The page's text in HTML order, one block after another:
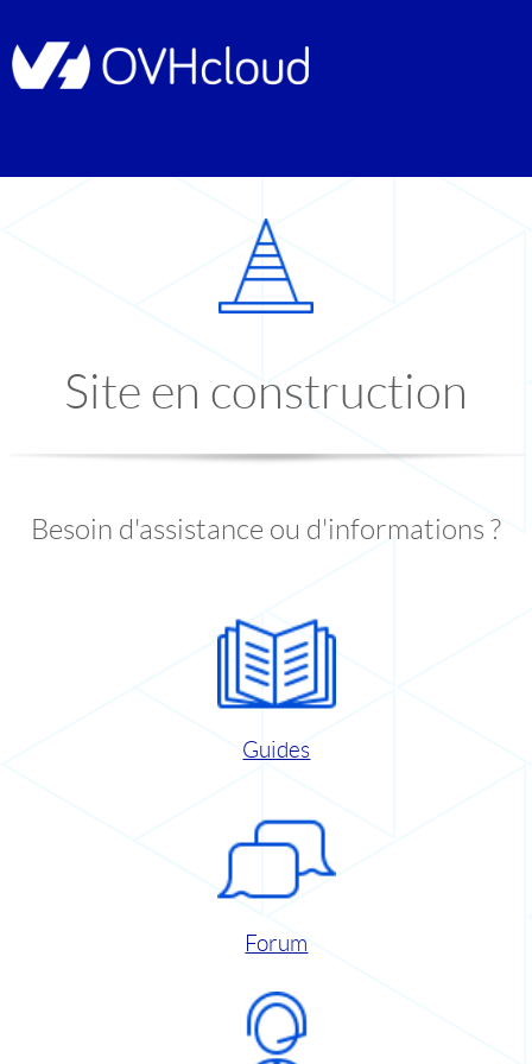
Site en construction
Besoin d'assistance ou d'informations ?
Guides
Forum